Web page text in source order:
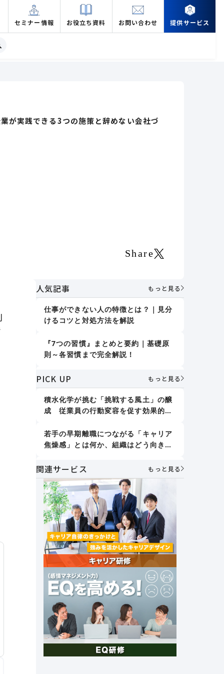
セミナー情報 お役立ち資料 お問い合わせ 提供サービス
が実践できる3つの施策と辞めない会社づ
Share
人気記事 もっと見る
仕事ができない人の特徴とは？｜見分
けるコツと対処方法を解説
『7つの習慣』まとめと要約｜基礎原
則～各習慣まで完全解説！
誤りを指摘しない｜デール・カーネギ
ー『人を動かす』
人格形成に影響する7つの要素｜「大
紹介
新人教育における効果的な仕事の教え
PICK UP もっと見る
積水化学が挑む「挑戦する風土」の醸
成 従業員の行動変容を促す効果的な
若手の早期離職につながる「キャリア
焦燥感」とは何か、組織はどう向き合
AIメンター×1on1で実現する次世代マ
ネジメント～「個性を活かし合う」組
織づくりの実践～
社員が自ら考え、動く力を育む。人財
マネジメント制度で実現する主体的な
キャリア形成とエンゲージメント向上
｜アフラック・伊藤氏
セルフキャリアドックとは？必要性や
メリット、具体的な導入手順や企業事
例を紹介
社外キャリア相談窓口の必要性と法人
&個人向けキャリア相談サービスを紹
介
これからの時代に 求められる組織の
あり方とは？～「管理統制」から「価
値共創」のマネジメントへ～
創業26年で売上高1兆円達成。未来の
成長を支える女性活躍とその挑戦｜オ
関連サービス もっと見る